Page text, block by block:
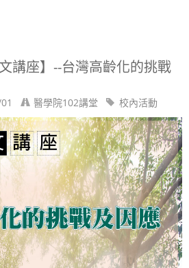
講座】--台灣高齡化的挑戰
醫學院102講堂 校內活動